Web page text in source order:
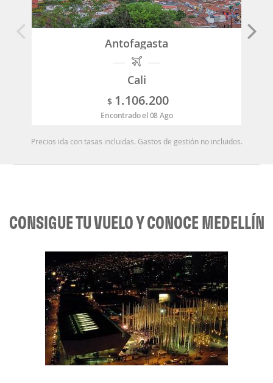
Antofagasta
Cali
$ 1.106.200
Encontrado el 08 Ago
Precios ida con tasas incluidas. Gastos de gestión no incluidos.
CONSIGUE TU VUELO Y CONOCE MEDELLÍN